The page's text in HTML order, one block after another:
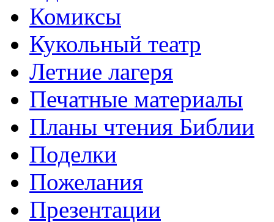
Комиксы
Кукольный театр
Летние лагеря
Печатные материалы
Планы чтения Библии
Поделки
Пожелания
Презентации